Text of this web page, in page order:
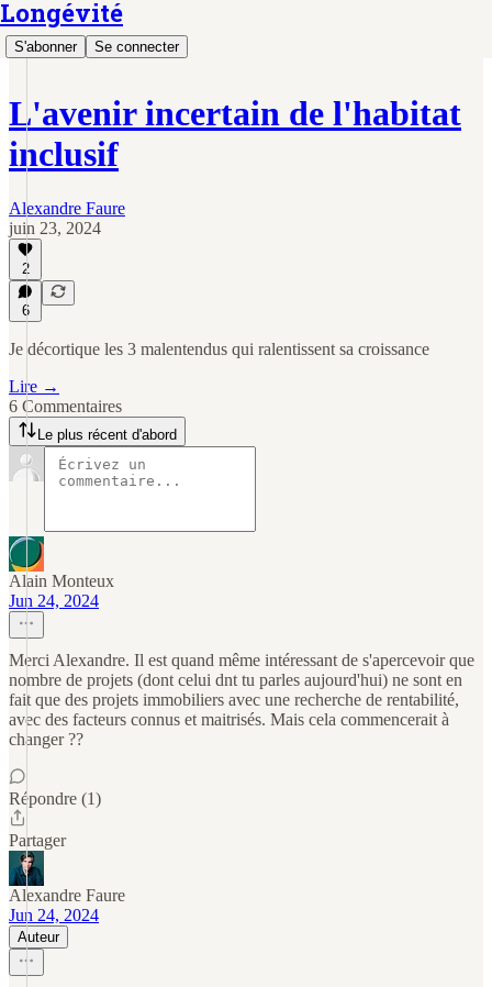
Longévité
S'abonner Se connecter
L'avenir incertain de l'habitat
inclusif
Alexandre Faure
juin 23, 2024
2
6
Je décortique les 3 malentendus qui ralentissent sa croissance
Lire →
6 Commentaires
Le plus récent d'abord
Alain Monteux
Jun 24, 2024
Merci Alexandre. Il est quand même intéressant de s'apercevoir que
nombre de projets (dont celui dnt tu parles aujourd'hui) ne sont en
fait que des projets immobiliers avec une recherche de rentabilité,
avec des facteurs connus et maitrisés. Mais cela commencerait à
changer ??
Répondre (1)
Partager
Alexandre Faure
Jun 24, 2024
Auteur